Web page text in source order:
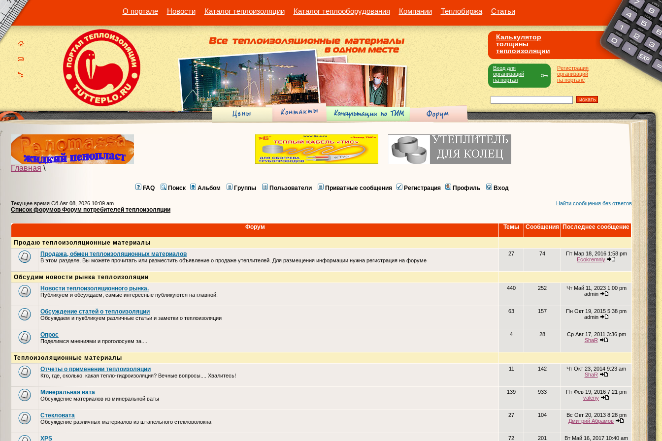
О портале Новости Каталог теплоизоляции Каталог теплооборудования Компании Теплобиржа Статьи
Калькулятор
толщины
теплоизоляции
Регистрация
организаций
на портале
Вход для
организаций
на портал
Главная \
FAQ Поиск Альбом Группы Пользователи Приватные сообщения Регистрация Профиль Вход
Текущее время Сб Авг 08, 2026 10:09 am
Список форумов Форум потребителей теплоизоляции
Найти сообщения без ответов
Форум Темы Сообщения Последнее сообщение
Продаю теплоизоляционные материалы
Продажа, обмен теплоизоляционных материалов
В этом разделе, Вы можете прочитать или разместить объявление о продаже утеплителей. Для размещения информации нужна регистрация на форуме
27 74
Пт Мар 18, 2016 1:58 pm
Ecokremniy
Обсудим новости рынка теплоизоляции
Новости теплоизоляционного рынка.
Публикуем и обсуждаем, самые интересные публикуются на главной.
440 252
Чт Май 11, 2023 1:00 pm
admin
Обсуждение статей о теплоизоляции
Обсуждаем и пукбликуем различные статьи и заметки о теплоизоляции
63 157
Пн Окт 19, 2015 5:38 pm
admin
Опрос
Поделимся мнениями и проголосуем за....
4 28
Ср Авг 17, 2011 3:36 pm
ShaR
Теплоизоляционные материалы
Отчеты о применении теплоизоляции
Кто, где, сколько, какая тепло-гидроизоляция? Вечные вопросы.... Хвалитесь!
11 142
Чт Окт 23, 2014 9:23 am
ShaR
Минеральная вата
Обсуждение материалов из минеральной ваты
139 933
Пт Фев 19, 2016 7:21 pm
valeriy
Стекловата
Обсуждение различных материалов из штапельного стекловолокна
27 104
Вс Окт 20, 2013 8:28 pm
Дмитрий Абрамов
XPS 72 201 Вт Май 16, 2017 10:40 am